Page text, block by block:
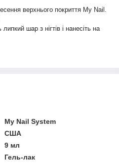
верхнього покриття My Nail.
шар з нігтів і нанесіть на
My Nail System
США
9 мл
Гель-лак